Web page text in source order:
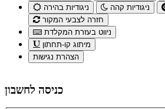
ניגודיות בהירה
ניגודיות קהה
חזרה לצבעי המקור
ניווט בעזרת המקלדת
מיתוג קו-תחתון
הצהרת נגישות
כניסה לחשבון